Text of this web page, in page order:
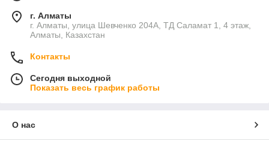
г. Алматы
г. Алматы, улица Шевченко 204А, ТД Саламат 1, 4 этаж,
Алматы, Казахстан
Контакты
Сегодня выходной
Показать весь график работы
О нас